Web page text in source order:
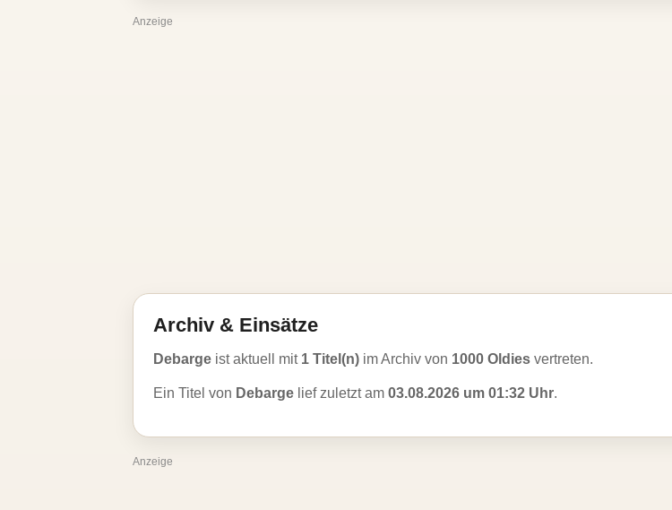
Anzeige
Archiv & Einsätze
Debarge ist aktuell mit 1 Titel(n) im Archiv von 1000 Oldies vertreten.
Ein Titel von Debarge lief zuletzt am 03.08.2026 um 01:32 Uhr.
Anzeige